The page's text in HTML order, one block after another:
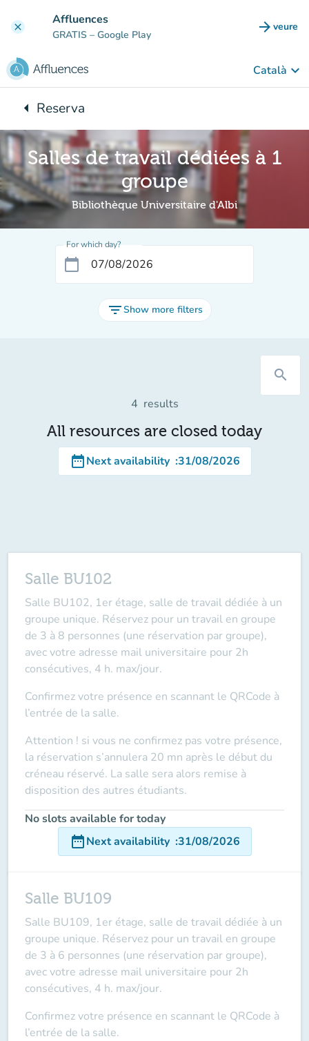
clear Affluences
GRATIS – Google Play arrow_forward veure
(new
Català keyboard_arrow_down
arrow_leftBack to:
Reserva
Salles de travail dédiées à 1
groupe
Bibliothèque Universitaire d'Albi
For which day?
calendar_today
filter_listShow more filters
search
4 results
All resources are closed today
date_rangeNext availability :31/08/2026
Salle BU102
Salle BU102, 1er étage, salle de travail dédiée à un
groupe unique. Réservez pour un travail en groupe
de 3 à 8 personnes (une réservation par groupe),
avec votre adresse mail universitaire pour 2h
consécutives, 4 h. max/jour.
Confirmez votre présence en scannant le QRCode à
l’entrée de la salle.
Attention ! si vous ne confirmez pas votre présence,
la réservation s’annulera 20 mn après le début du
créneau réservé. La salle sera alors remise à
disposition des autres étudiants.
No slots available for today
date_rangeNext availability :31/08/2026
Salle BU109
Salle BU109, 1er étage, salle de travail dédiée à un
groupe unique. Réservez pour un travail en groupe
de 3 à 6 personnes (une réservation par groupe),
avec votre adresse mail universitaire pour 2h
consécutives, 4 h. max/jour.
Confirmez votre présence en scannant le QRCode à
l’entrée de la salle.